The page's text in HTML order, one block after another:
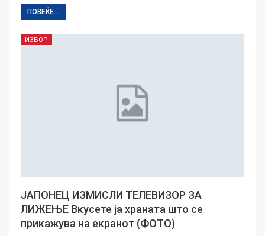
ПОВЕЌЕ...
ИЗБОР
ЈАПОНЕЦ ИЗМИСЛИ ТЕЛЕВИЗОР ЗА
ЛИЖЕЊЕ Вкусете ја храната што се
прикажува на екранот (ФОТО)